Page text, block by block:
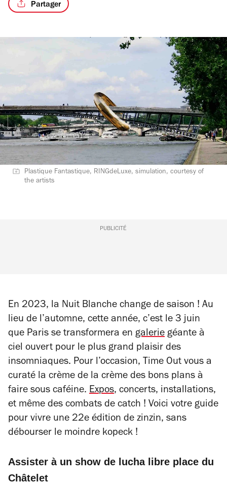
Partager
Plastique Fantastique, RINGdeLuxe, simulation, courtesy of
the artists
PUBLICITÉ
En 2023, la Nuit Blanche change de saison ! Au
lieu de l’automne, cette année, c’est le 3 juin
que Paris se transformera en galerie géante à
ciel ouvert pour le plus grand plaisir des
insomniaques. Pour l’occasion, Time Out vous a
curaté la crème de la crème des bons plans à
faire sous caféine. Expos, concerts, installations,
et même des combats de catch ! Voici votre guide
pour vivre une 22e édition de zinzin, sans
débourser le moindre kopeck !
Assister à un show de lucha libre place du
Châtelet